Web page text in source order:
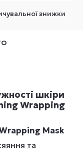
знижки
шкіри
Wrapping
Mask
та